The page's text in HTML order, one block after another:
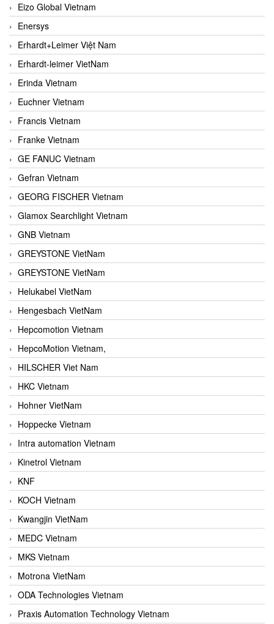
Eizo Global Vietnam
Enersys
Erhardt+Leimer Việt Nam
Erhardt-leimer VietNam
Erinda Vietnam
Euchner Vietnam
Francis Vietnam
Franke Vietnam
GE FANUC Vietnam
Gefran Vietnam
GEORG FISCHER Vietnam
Glamox Searchlight Vietnam
GNB Vietnam
GREYSTONE VietNam
GREYSTONE VietNam
Helukabel VietNam
Hengesbach VietNam
Hepcomotion Vietnam
HepcoMotion Vietnam,
HILSCHER Viet Nam
HKC Vietnam
Hohner VietNam
Hoppecke Vietnam
Intra automation Vietnam
Kinetrol Vietnam
KNF
KOCH Vietnam
Kwangjin VietNam
MEDC Vietnam
MKS Vietnam
Motrona VietNam
ODA Technologies Vietnam
Praxis Automation Technology Vietnam